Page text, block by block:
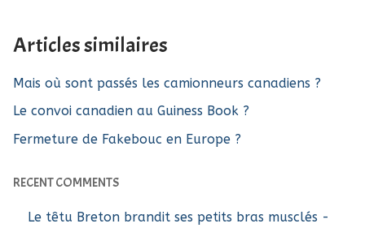
Articles similaires
Mais où sont passés les camionneurs canadiens ?
Le convoi canadien au Guiness Book ?
Fermeture de Fakebouc en Europe ?
RECENT COMMENTS
Le têtu Breton brandit ses petits bras musclés -